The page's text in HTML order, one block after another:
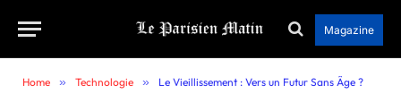
Magazine
Home » Technologie » Le Vieillissement : Vers un Futur Sans Âge ?